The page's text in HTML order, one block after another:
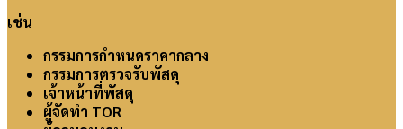
เช่น
กรรมการกำหนดราคากลาง
กรรมการตรวจรับพัสดุ
เจ้าหน้าที่พัสดุ
ผู้จัดทำ TOR